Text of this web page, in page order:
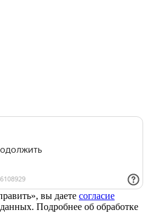
вы даете согласие
Подробнее об обработке